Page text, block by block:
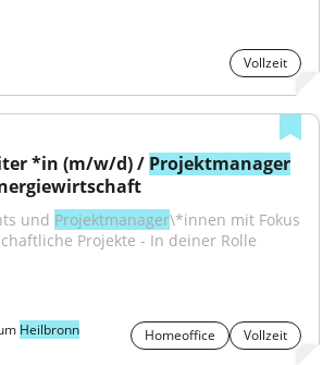
Vollzeit
*in (m/w/d) / Projektmanager
und Projektmanager\*innen mit Fokus
Projekte - In deiner Rolle
Heilbronn Homeoffice Vollzeit